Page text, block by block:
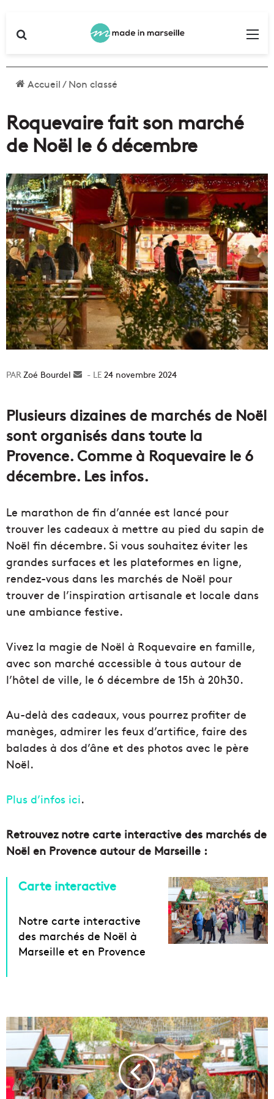
Accueil/Non classé
Roquevaire fait son marché
de Noël le 6 décembre
Zoé Bourdel
Envoyer24 novembre 2024
Plusieurs dizaines de marchés de Noël
sont organisés dans toute la
Provence. Comme à Roquevaire le 6
décembre. Les infos.
Le marathon de fin d’année est lancé pour
trouver les cadeaux à mettre au pied du sapin de
Noël fin décembre. Si vous souhaitez éviter les
grandes surfaces et les plateformes en ligne,
rendez-vous dans les marchés de Noël pour
trouver de l’inspiration artisanale et locale dans
une ambiance festive.
Vivez la magie de Noël à Roquevaire en famille,
avec son marché accessible à tous autour de
l’hôtel de ville, le 6 décembre de 15h à 20h30.
Au-delà des cadeaux, vous pourrez profiter de
manèges, admirer les feux d’artifice, faire des
balades à dos d’âne et des photos avec le père
Noël.
Plus d’infos ici.
Retrouvez notre carte interactive des marchés de
Noël en Provence autour de Marseille :
Carte interactive
Notre carte interactive
des marchés de Noël à
Marseille et en Provence
a
r
h
é